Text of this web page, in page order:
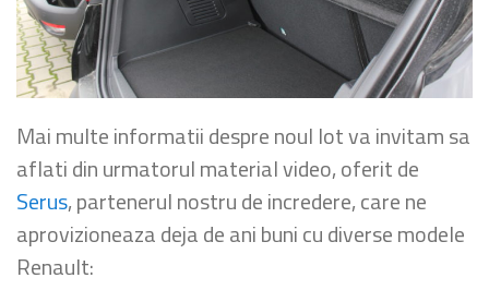
Mai multe informatii despre noul lot va invitam sa
aflati din urmatorul material video, oferit de
Serus, partenerul nostru de incredere, care ne
aprovizioneaza deja de ani buni cu diverse modele
Renault: